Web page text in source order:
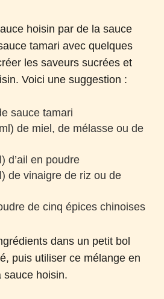
hoisin par de la sauce
tamari avec quelques
les saveurs sucrées et
Voici une suggestion :
sauce tamari
de miel, de mélasse ou de
d’ail en poudre
de vinaigre de riz ou de
de cinq épices chinoises
dans un petit bol
puis utiliser ce mélange en
sauce hoisin.